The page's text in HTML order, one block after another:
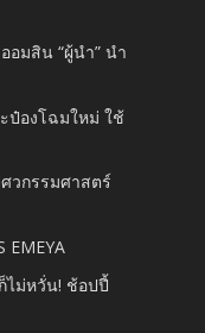
อมสิน “ผู้นำ” นำ
ป๋องโฉมใหม่ ใช้
วกรรมศาสตร์
EMEYA
ไม่หวั่น! ช้อปปี้